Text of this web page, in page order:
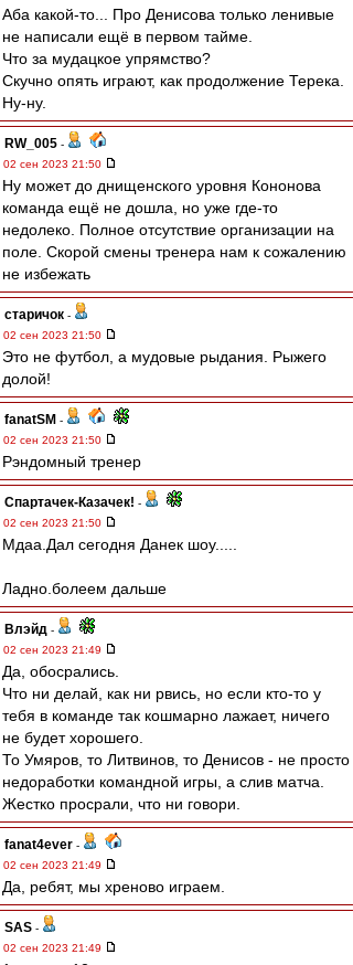
Аба какой-то... Про Денисова только ленивые
не написали ещё в первом тайме.
Что за мудацкое упрямство?
Скучно опять играют, как продолжение Терека.
Ну-ну.
RW_005 -
02 сен 2023 21:50
Ну может до днищенского уровня Кононова
команда ещё не дошла, но уже где-то
недолеко. Полное отсутствие организации на
поле. Скорой смены тренера нам к сожалению
не избежать
старичок -
02 сен 2023 21:50
Это не футбол, а мудовые рыдания. Рыжего
долой!
fanatSM -
02 сен 2023 21:50
Рэндомный тренер
Спартачек-Казачек! -
02 сен 2023 21:50
Мдаа.Дал сегодня Данек шоу.....
Ладно.болеем дальше
Влэйд -
02 сен 2023 21:49
Да, обосрались.
Что ни делай, как ни рвись, но если кто-то у
тебя в команде так кошмарно лажает, ничего
не будет хорошего.
То Умяров, то Литвинов, то Денисов - не просто
недоработки командной игры, а слив матча.
Жестко просрали, что ни говори.
fanat4ever -
02 сен 2023 21:49
Да, ребят, мы хреново играем.
SAS -
02 сен 2023 21:49